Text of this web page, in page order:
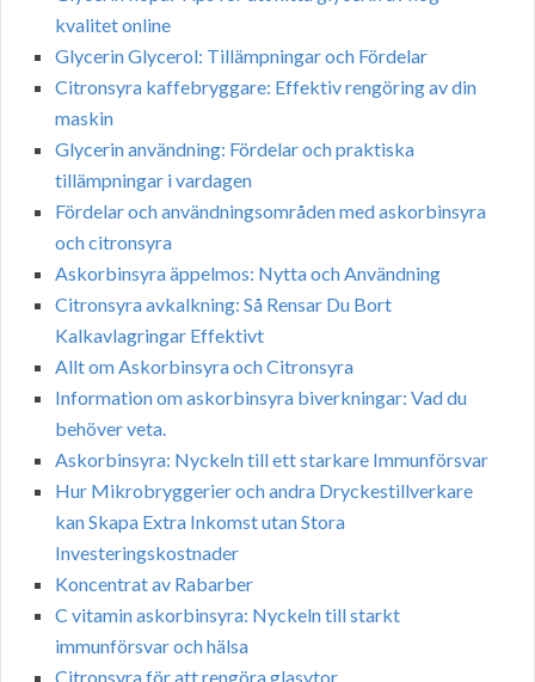
kvalitet online
Glycerin Glycerol: Tillämpningar och Fördelar
Citronsyra kaffebryggare: Effektiv rengöring av din
maskin
Glycerin användning: Fördelar och praktiska
tillämpningar i vardagen
Fördelar och användningsområden med askorbinsyra
och citronsyra
Askorbinsyra äppelmos: Nytta och Användning
Citronsyra avkalkning: Så Rensar Du Bort
Kalkavlagringar Effektivt
Allt om Askorbinsyra och Citronsyra
Information om askorbinsyra biverkningar: Vad du
behöver veta.
Askorbinsyra: Nyckeln till ett starkare Immunförsvar
Hur Mikrobryggerier och andra Dryckestillverkare
kan Skapa Extra Inkomst utan Stora
Investeringskostnader
Koncentrat av Rabarber
C vitamin askorbinsyra: Nyckeln till starkt
immunförsvar och hälsa
Citronsyra för att rengöra glasytor